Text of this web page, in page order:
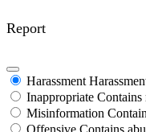
Report
Harassment
Inappropriate Contains
Misinformation